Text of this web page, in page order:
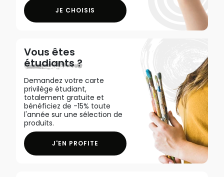
JE CHOISIS
Vous êtes
étudiants ?
Demandez votre carte
privilège étudiant,
totalement gratuite et
bénéficiez de -15% toute
l'année sur une sélection de
produits.
J'EN PROFITE